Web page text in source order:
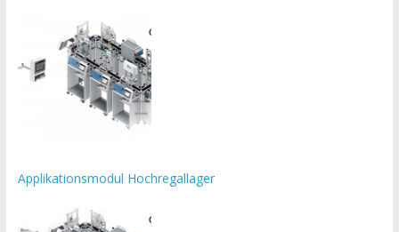
Applikationsmodul Hochregallager